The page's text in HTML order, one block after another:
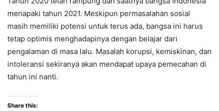
menapaki tahun 2021. Meskipun permasalahan sosial
masih memiliki potensi untuk terus ada, bangsa ini harus
tetap optimis menghadapinya dengan belajar dari
pengalaman di masa lalu. Masalah korupsi, kemiskinan, dan
intoleransi sekiranya akan mendapat upaya pemecahan di
tahun ini nanti.
Share this: